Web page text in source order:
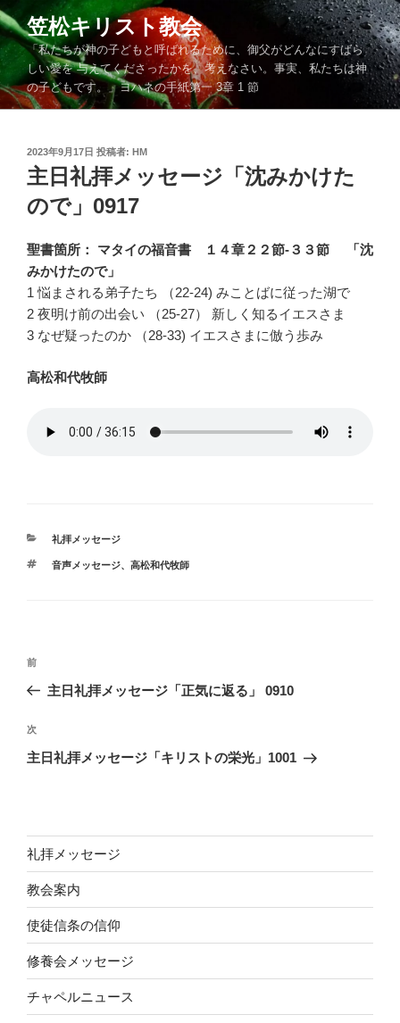
コ
ン
テ
ン
ツ
笠松キリスト教会
「私たちが神の子どもと呼ばれるために、御父がどんなにすばら
しい愛を 与えてくださったかを、考えなさい。事実、私たちは神
の子どもです。」ヨハネの手紙第一 3章 1 節
投
稿
日:
2023年9月17日 投稿者: HM
主日礼拝メッセージ「沈みかけた
ので」0917
聖書箇所： マタイの福音書 １４章２２節-３３節 「沈
みかけたので」
1 悩まされる弟子たち （22-24) みことばに従った湖で
2 夜明け前の出会い （25-27） 新しく知るイエスさま
3 なぜ疑ったのか （28-33) イエスさまに倣う歩み
高松和代牧師
カ
ゴ
礼拝メッセージ
タ
音声メッセージ、高松和代牧師
投
ビ
ゲ
ン
前
の
稿
前
主日礼拝メッセージ「正気に返る」 0910
次
の
次
主日礼拝メッセージ「キリストの栄光」1001
礼拝メッセージ
教会案内
使徒信条の信仰
修養会メッセージ
チャペルニュース